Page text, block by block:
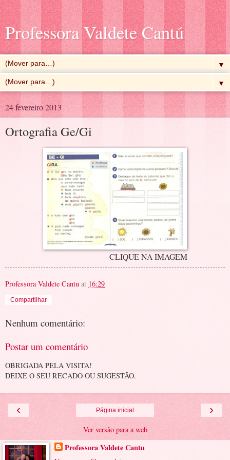
Professora Valdete Cantú
▼
▼
24 fevereiro 2013
Ortografia Ge/Gi
CLIQUE NA IMAGEM
Professora Valdete Cantu at 16:29
Compartilhar
Nenhum comentário:
Postar um comentário
OBRIGADA PELA VISITA!
DEIXE O SEU RECADO OU SUGESTÃO.
‹ ›
Página inicial
Ver versão para a web
Professora Valdete Cantu